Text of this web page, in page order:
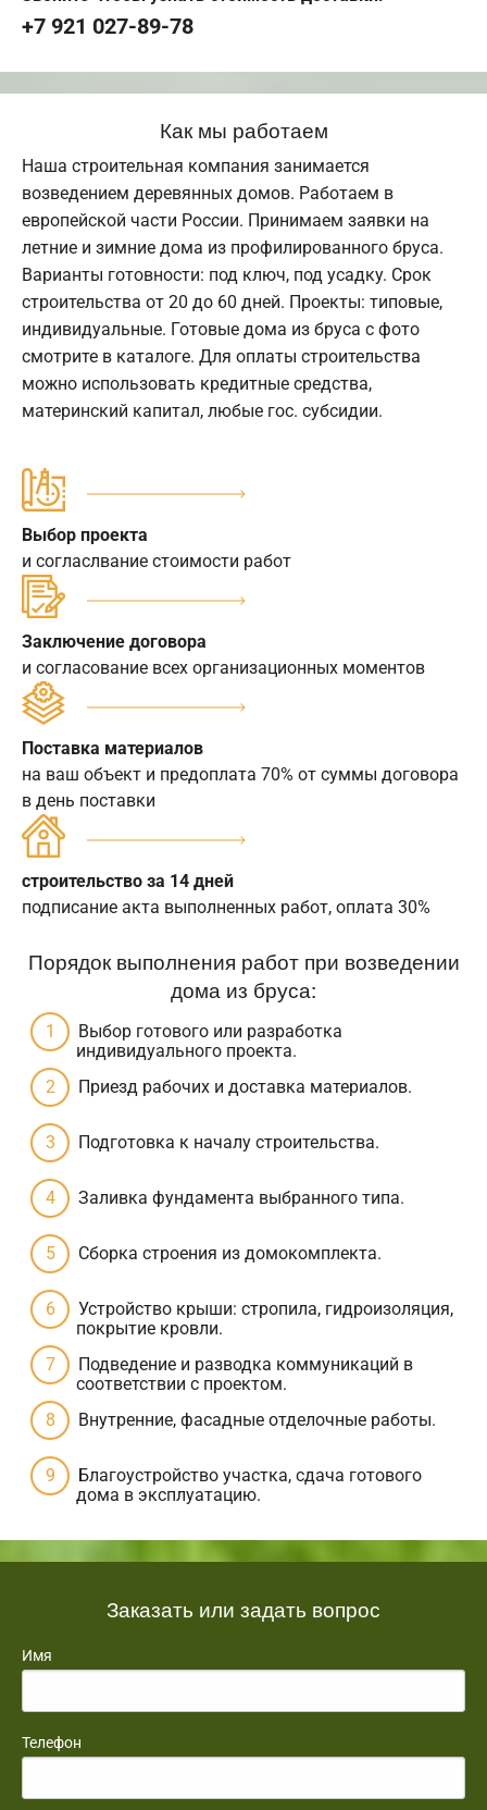
+7 921 027-89-78
Как мы работаем
Наша строительная компания занимается
возведением деревянных домов. Работаем в
европейской части России. Принимаем заявки на
летние и зимние дома из профилированного бруса.
Варианты готовности: под ключ, под усадку. Срок
строительства от 20 до 60 дней. Проекты: типовые,
индивидуальные. Готовые дома из бруса с фото
смотрите в каталоге. Для оплаты строительства
можно использовать кредитные средства,
материнский капитал, любые гос. субсидии.
Выбор проекта
и согласлвание стоимости работ
Заключение договора
и согласование всех организационных моментов
Поставка материалов
на ваш объект и предоплата 70% от суммы договора
в день поставки
строительство за 14 дней
подписание акта выполненных работ, оплата 30%
Порядок выполнения работ при возведении
дома из бруса:
Выбор готового или разработка
индивидуального проекта.
Приезд рабочих и доставка материалов.
Подготовка к началу строительства.
Заливка фундамента выбранного типа.
Сборка строения из домокомплекта.
Устройство крыши: стропила, гидроизоляция,
покрытие кровли.
Подведение и разводка коммуникаций в
соответствии с проектом.
Внутренние, фасадные отделочные работы.
Благоустройство участка, сдача готового
дома в эксплуатацию.
Заказать или задать вопрос
Имя
Телефон